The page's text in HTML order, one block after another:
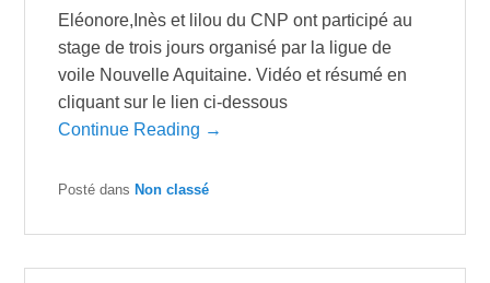
Eléonore,Inès et lilou du CNP ont participé au
stage de trois jours organisé par la ligue de
voile Nouvelle Aquitaine. Vidéo et résumé en
cliquant sur le lien ci-dessous
Continue Reading →
Posté dans Non classé